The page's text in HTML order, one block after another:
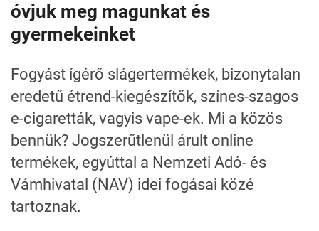
óvjuk meg magunkat és
gyermekeinket
Fogyást ígérő slágertermékek, bizonytalan
eredetű étrend-kiegészítők, színes-szagos
e-cigaretták, vagyis vape-ek. Mi a közös
bennük? Jogszerűtlenül árult online
termékek, egyúttal a Nemzeti Adó- és
Vámhivatal (NAV) idei fogásai közé
tartoznak.